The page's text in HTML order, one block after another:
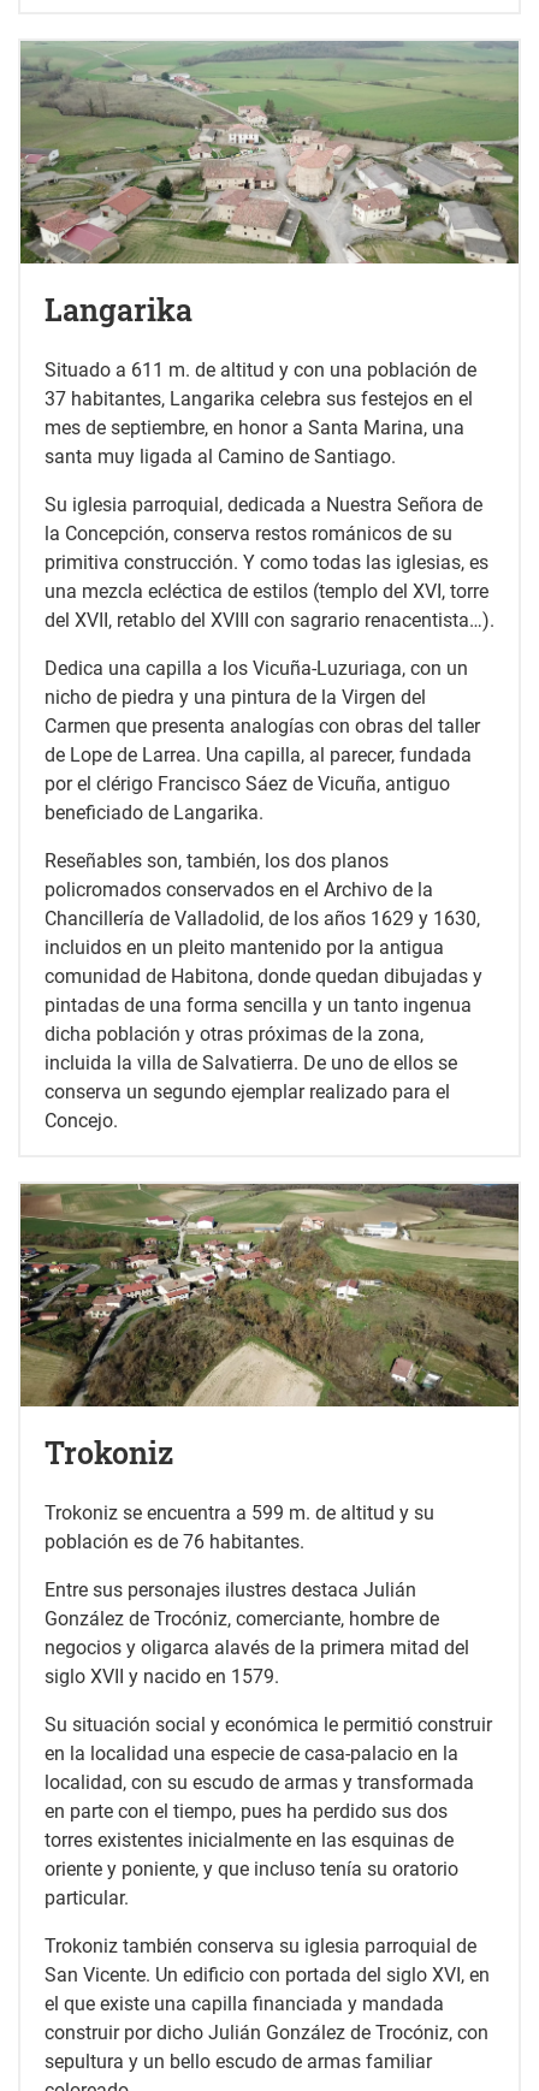
Langarika
Situado a 611 m. de altitud y con una población de
37 habitantes, Langarika celebra sus festejos en el
mes de septiembre, en honor a Santa Marina, una
santa muy ligada al Camino de Santiago.
Su iglesia parroquial, dedicada a Nuestra Señora de
la Concepción, conserva restos románicos de su
primitiva construcción. Y como todas las iglesias, es
una mezcla ecléctica de estilos (templo del XVI, torre
del XVII, retablo del XVIII con sagrario renacentista…).
Dedica una capilla a los Vicuña-Luzuriaga, con un
nicho de piedra y una pintura de la Virgen del
Carmen que presenta analogías con obras del taller
de Lope de Larrea. Una capilla, al parecer, fundada
por el clérigo Francisco Sáez de Vicuña, antiguo
beneficiado de Langarika.
Reseñables son, también, los dos planos
policromados conservados en el Archivo de la
Chancillería de Valladolid, de los años 1629 y 1630,
incluidos en un pleito mantenido por la antigua
comunidad de Habitona, donde quedan dibujadas y
pintadas de una forma sencilla y un tanto ingenua
dicha población y otras próximas de la zona,
incluida la villa de Salvatierra. De uno de ellos se
conserva un segundo ejemplar realizado para el
Concejo.
Trokoniz
Trokoniz se encuentra a 599 m. de altitud y su
población es de 76 habitantes.
Entre sus personajes ilustres destaca Julián
González de Trocóniz, comerciante, hombre de
negocios y oligarca alavés de la primera mitad del
siglo XVII y nacido en 1579.
Su situación social y económica le permitió construir
en la localidad una especie de casa-palacio en la
localidad, con su escudo de armas y transformada
en parte con el tiempo, pues ha perdido sus dos
torres existentes inicialmente en las esquinas de
oriente y poniente, y que incluso tenía su oratorio
particular.
Trokoniz también conserva su iglesia parroquial de
San Vicente. Un edificio con portada del siglo XVI, en
el que existe una capilla financiada y mandada
construir por dicho Julián González de Trocóniz, con
sepultura y un bello escudo de armas familiar